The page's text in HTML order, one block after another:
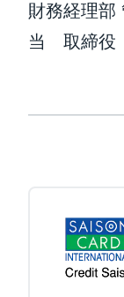
財務経理
当 取締役